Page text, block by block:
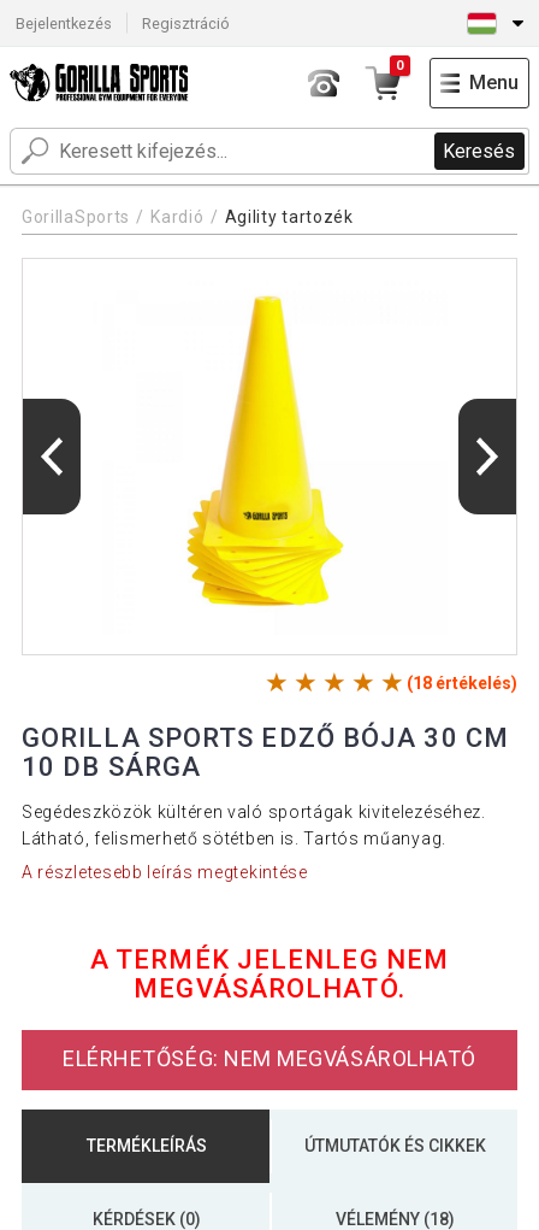
Bejelentkezés Regisztráció
Keresés
0
Menu
GorillaSports Kardió Agility tartozék
(18 értékelés)
GORILLA SPORTS EDZŐ BÓJA 30 CM
10 DB SÁRGA
Segédeszközök kültéren való sportágak kivitelezéséhez.
Látható, felismerhető sötétben is. Tartós műanyag.
A részletesebb leírás megtekintése
A TERMÉK JELENLEG NEM
MEGVÁSÁROLHATÓ.
ELÉRHETŐSÉG: NEM MEGVÁSÁROLHATÓ
TERMÉKLEÍRÁS ÚTMUTATÓK ÉS CIKKEK
KÉRDÉSEK (0) VÉLEMÉNY (18)